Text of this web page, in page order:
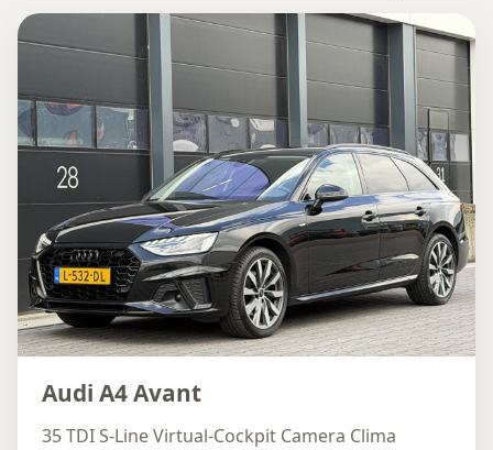
Audi A4 Avant
35 TDI S-Line Virtual-Cockpit Camera Clima